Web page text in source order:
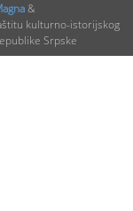
&
kulturno-istorijskog
Srpske